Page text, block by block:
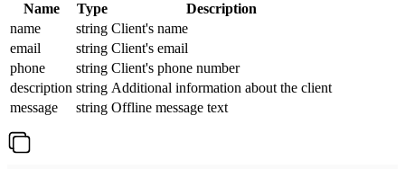
Name Type
Description
name
string Client's name
email
string Client's email
phone
string Client's phone number
description string Additional information about the client
message
string Offline message text